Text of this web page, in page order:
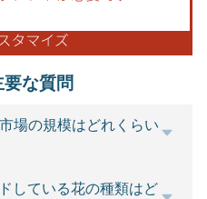
な質問
場の規模はどれくらい
している花の種類はど